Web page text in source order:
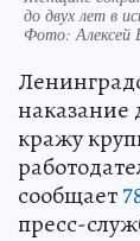
до двух лет в
Фото:
наказание
кражу
сообщает
пресс-